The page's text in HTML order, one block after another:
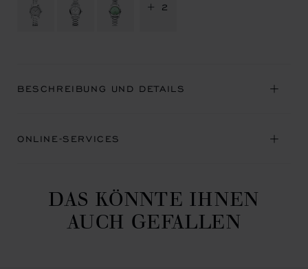
+ 2
BESCHREIBUNG UND DETAILS
ONLINE-SERVICES
DAS KÖNNTE IHNEN
AUCH GEFALLEN